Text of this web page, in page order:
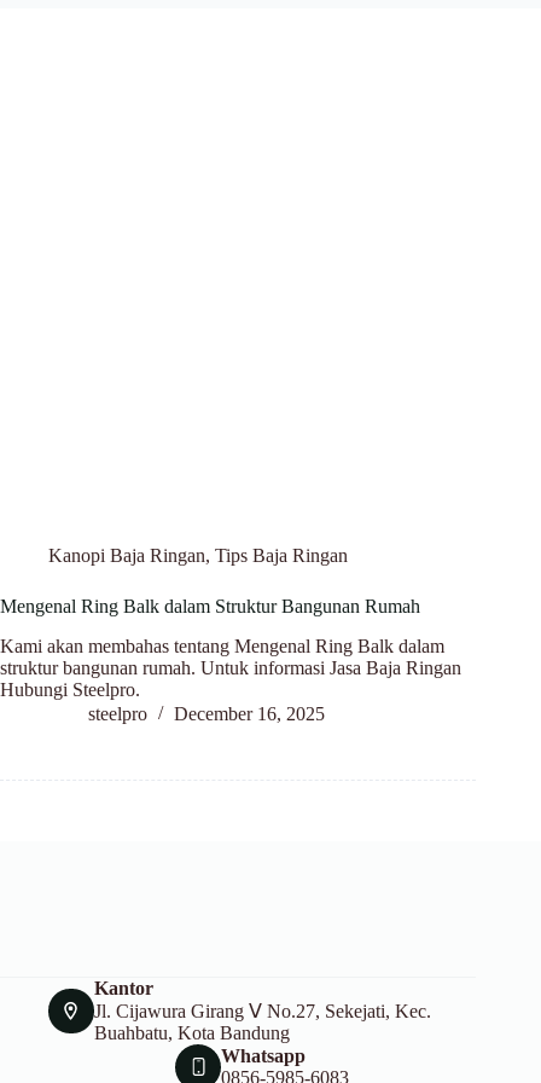
Kanopi Baja Ringan, Tips Baja Ringan
Mengenal Ring Balk dalam Struktur Bangunan Rumah
Kami akan membahas tentang Mengenal Ring Balk dalam
struktur bangunan rumah. Untuk informasi Jasa Baja Ringan
Hubungi Steelpro.
steelpro
December 16, 2025
Kantor
Jl. Cijawura Girang Ⅴ No.27, Sekejati, Kec.
Buahbatu, Kota Bandung
Whatsapp
0856-5985-6083